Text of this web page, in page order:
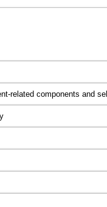
related components and